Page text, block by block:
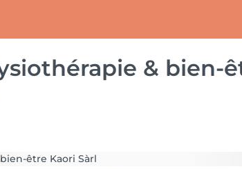
& bien-